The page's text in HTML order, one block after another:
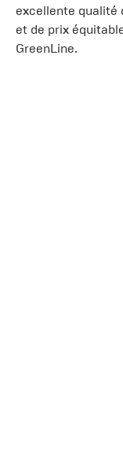
excellente qualité
et de prix
GreenLine.